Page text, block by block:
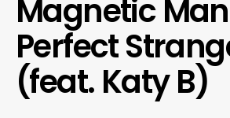
Magnetic
Perfect
(feat. Katy B)